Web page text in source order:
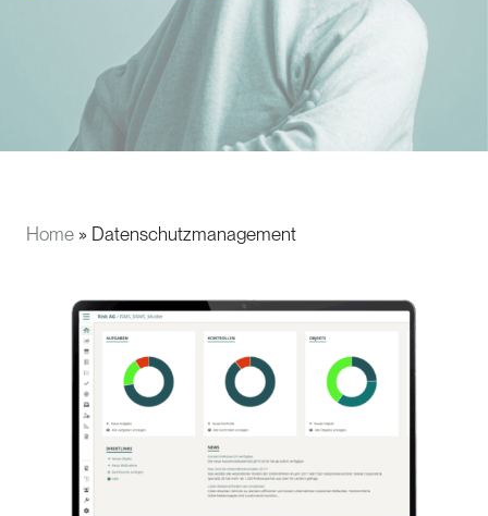
Home » Datenschutzmanagement